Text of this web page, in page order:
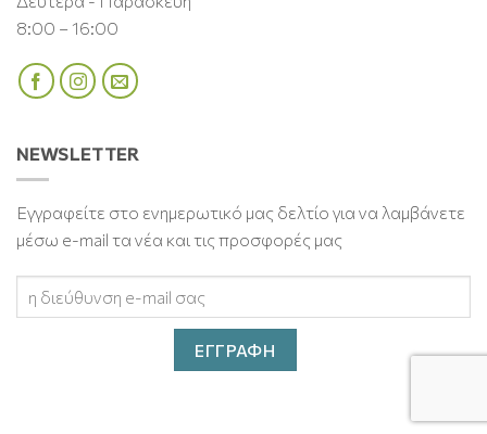
8:00 – 16:00
NEWSLETTER
Εγγραφείτε στο ενημερωτικό μας δελτίο για να λαμβάνετε
μέσω e-mail τα νέα και τις προσφορές μας